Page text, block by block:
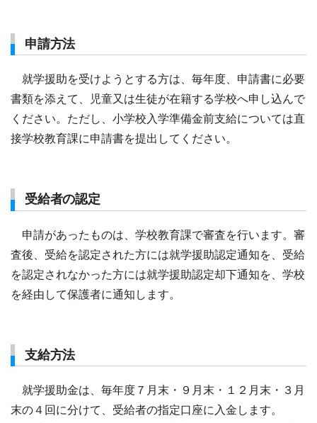
申請方法
就学援助を受けようとする方は、毎年度、申請書に必要
書類を添えて、児童又は生徒が在籍する学校へ申し込んで
ください。ただし、小学校入学準備金前支給については直
接学校教育課に申請書を提出してください。
受給者の認定
申請があったものは、学校教育課で審査を行います。審
査後、受給を認定された方には就学援助認定通知を、受給
を認定されなかった方には就学援助認定却下通知を、学校
を経由して保護者に通知します。
支給方法
就学援助金は、毎年度７月末・９月末・１２月末・３月
末の４回に分けて、受給者の指定口座に入金します。